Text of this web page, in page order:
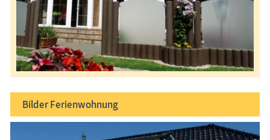
BilderFerienwohnung